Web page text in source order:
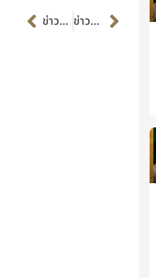
Prevข่าวก่อนหน้า ข่าวต่อไป Next